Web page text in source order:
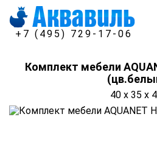
+7 (495) 729-17-06
Комплект мебели
40 x 35 x